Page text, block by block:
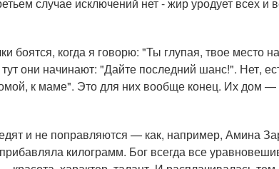
боятся, когда я говорю: "Ты глупая, твое место
тут они начинают: "Дайте последний шанс!". Нет,
к маме". Это для них вообще конец. Их дом —
и не поправляются — как, например, Амина
килограмм. Бог всегда все